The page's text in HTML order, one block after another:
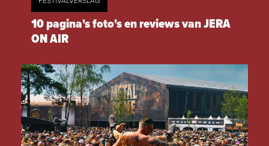
10 pagina's foto's en reviews van JERA
ON AIR